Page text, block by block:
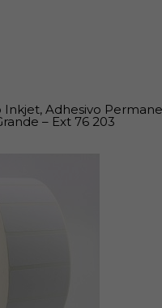
Adhesivo
– Ext 76 203